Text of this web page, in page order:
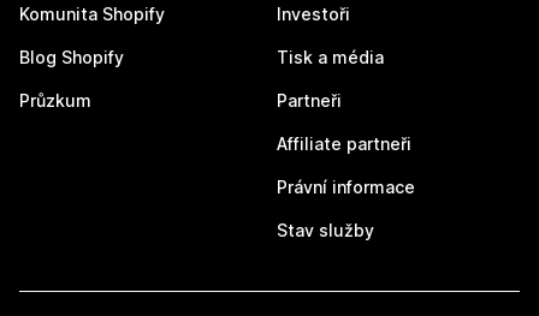
Komunita Shopify
Blog Shopify
Průzkum
Investoři
Tisk a média
Partneři
Affiliate partneři
Právní informace
Stav služby